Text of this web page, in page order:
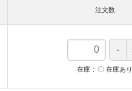
注文数
在庫 〇 在庫あり